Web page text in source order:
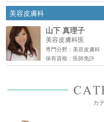
美容皮膚科
山下 真理子
美容皮膚科医
専門分野：美容皮膚科
保有資格：医師免許
カ